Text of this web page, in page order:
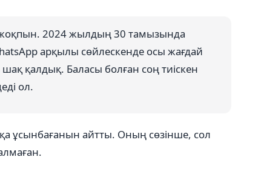
жоқпын. 2024 жылдың 30 тамызында
арқылы сөйлескенде осы жағдай
қалдық. Баласы болған соң тиіскен
ол.
ұсынбағанын айтты. Оның сөзінше, сол